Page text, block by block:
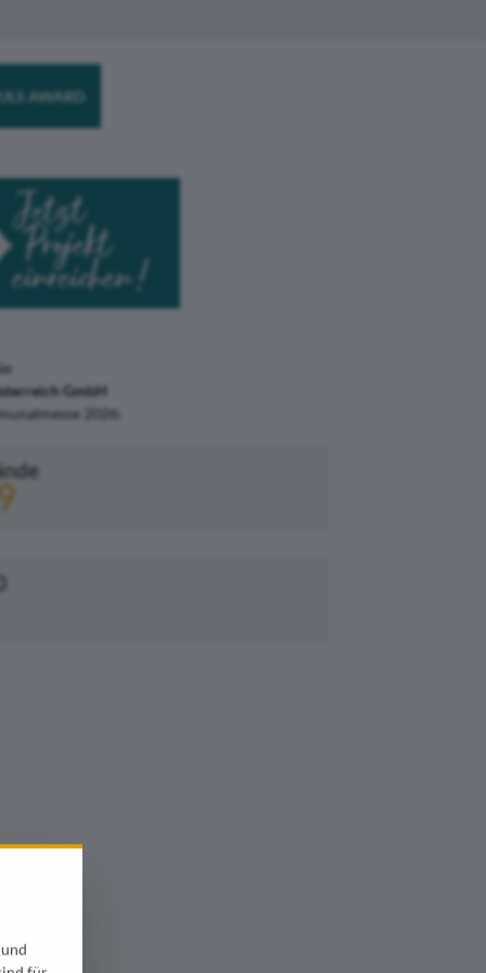
AWARD
GmbH
2026: